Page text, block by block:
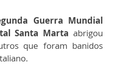
Guerra Mundial
Santa Marta abrigou
que foram banidos